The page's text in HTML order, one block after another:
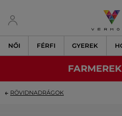
NŐI FÉRFI GYEREK
RÖVIDNADRÁGOK